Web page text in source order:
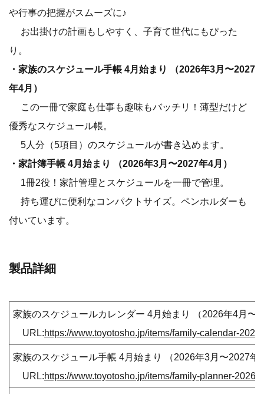
や行事の把握がスムーズに♪
お出掛けの計画もしやすく、子育て世代にもぴった
り。
・家族のスケジュール手帳 4月始まり （2026年3月〜2027
年4月）
この一冊で家庭も仕事も趣味もバッチリ！薄型だけど
優秀なスケジュール帳。
5人分（5項目）のスケジュールが書き込めます。
・家計簿手帳 4月始まり （2026年3月〜2027年4月）
1冊2役！家計管理とスケジュールを一冊で管理。
持ち運びに便利なコンパクトサイズ。ペンホルダーも
付いています。
製品詳細
家族のスケジュールカレンダー 4月始まり （2026年4月〜
URL:https://www.toyotosho.jp/items/family-calendar-
家族のスケジュール手帳 4月始まり （2026年3月〜2027年
URL:https://www.toyotosho.jp/items/family-planner-2026-